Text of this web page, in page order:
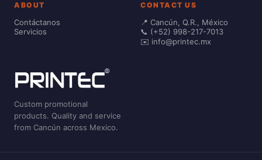
ABOUT
Contáctanos
Servicios
CONTACT US
📍 Cancún, Q.R., México
📞 (+52) 998-217-7013
✉️ info@printec.mx
Custom promotional
products. Quality and service
from Cancún across Mexico.